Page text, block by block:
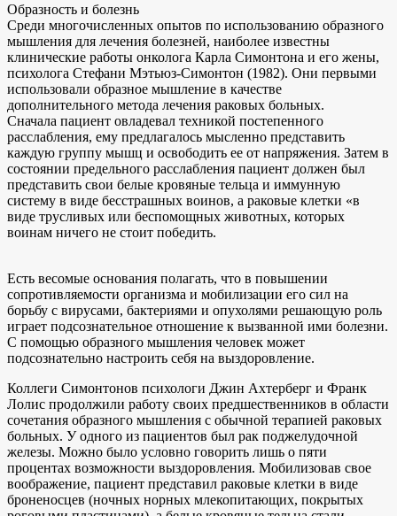
Образность и болезнь
Среди многочисленных опытов по использованию образного
мышления для лечения болезней, наиболее известны
клинические работы онколога Карла Симонтона и его жены,
психолога Стефани Мэтьюз-Симонтон (1982). Они первыми
использовали образное мышление в качестве
дополнительного метода лечения раковых больных.
Сначала пациент овладевал техникой постепенного
расслабления, ему предлагалось мысленно представить
каждую группу мышц и освободить ее от напряжения. Затем в
состоянии предельного расслабления пациент должен был
представить свои белые кровяные тельца и иммунную
систему в виде бесстрашных воинов, а раковые клетки «в
виде трусливых или беспомощных животных, которых
воинам ничего не стоит победить.
Есть весомые основания полагать, что в повышении
сопротивляемости организма и мобилизации его сил на
борьбу с вирусами, бактериями и опухолями решающую роль
играет подсознательное отношение к вызванной ими болезни.
С помощью образного мышления человек может
подсознательно настроить себя на выздоровление.
Коллеги Симонтонов психологи Джин Ахтерберг и Франк
Лолис продолжили работу своих предшественников в области
сочетания образного мышления с обычной терапией раковых
больных. У одного из пациентов был рак поджелудочной
железы. Можно было условно говорить лишь о пяти
процентах возможности выздоровления. Мобилизовав свое
воображение, пациент представил раковые клетки в виде
броненосцев (ночных норных млекопитающих, покрытых